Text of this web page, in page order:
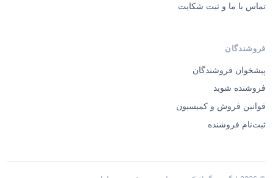
تماس با ما و ثبت شکایت
فروشندگان
پیشخوان فروشندگان
فروشنده شوید
قوانین فروش و کمیسیون
ثبت‌نام فروشنده